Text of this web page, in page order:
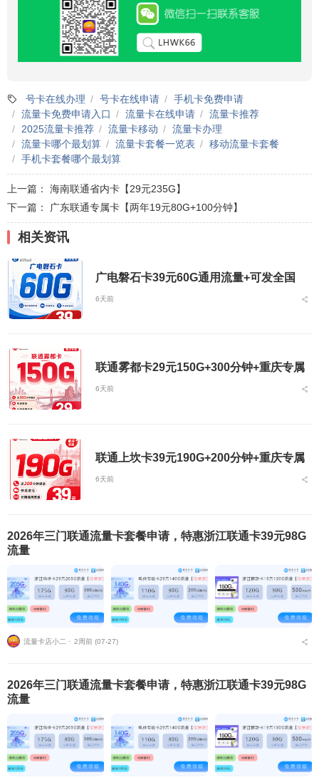
号卡在线办理 号卡在线申请
手机卡免费申请
流量卡免费申请入口
流量卡在线申请
流量卡推荐
2025流量卡推荐
流量卡移动
流量卡办理
流量卡哪个最划算
流量卡套餐一览表
移动流量卡套餐
手机卡套餐哪个最划算
上一篇： 海南联通省内卡【29元235G】
下一篇：
广东联通专属卡【两年19元80G+100分钟】
相关资讯
广电磐石卡39元60G通用流量+可发全国
6天前
联通雾都卡29元150G+300分钟+重庆专属
6天前
联通上坎卡39元190G+200分钟+重庆专属
6天前
2026年三门联通流量卡套餐申请，特惠浙江联通卡39元98G
流量
流量卡店小二 ⋅ 2周前 (07-27)
2026年三门联通流量卡套餐申请，特惠浙江联通卡39元98G
流量